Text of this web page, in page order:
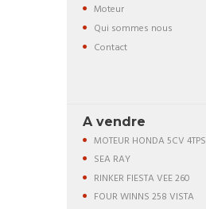
Moteur
Qui sommes nous
Contact
A vendre
MOTEUR HONDA 5CV 4TPS
SEA RAY
RINKER FIESTA VEE 260
FOUR WINNS 258 VISTA